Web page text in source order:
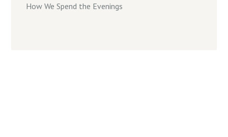
How We Spend the Evenings